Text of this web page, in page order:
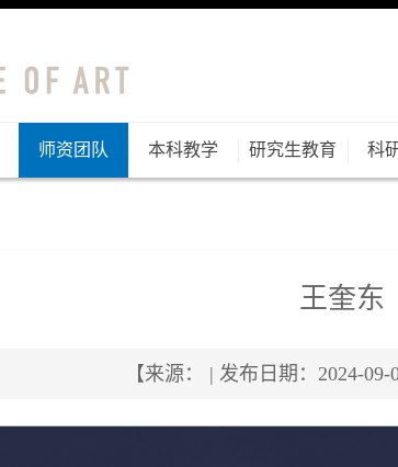
师资团队 本科教学 研究生教育 科
王奎东
【来源： | 发布日期：2024-09-